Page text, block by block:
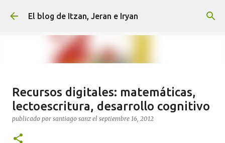
Ir al contenido principal
El blog de Itzan, Jeran e Iryan
Feliz cumple Íryan
publicado por santiago sanz el septiembre 03, 2013
IRYAN ITZAN JERAN TODOS
Recursos digitales: matemáticas,
lectoescritura, desarrollo cognitivo
publicado por santiago sanz el septiembre 16, 2012